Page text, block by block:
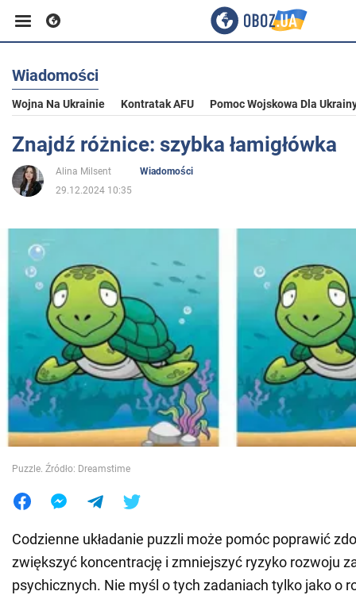
Biznes
Sport
Rozrywka
Polityka
Społeczeństwo
Wojna na Ukrainie
Świat
Jedzenie
Wiadomości
Wojna Na Ukrainie Kontratak AFU Pomoc Wojskowa Dla
Znajdź różnice: szybka łamigłówka
Alina Milsent
Wiadomości
29.12.2024 10:35
Puzzle. Źródło: Dreamstime
Codzienne układanie puzzli może pomóc poprawić
zwiększyć koncentrację i zmniejszyć ryzyko rozwoju
psychicznych. Nie myśl o tych zadaniach tylko jako o